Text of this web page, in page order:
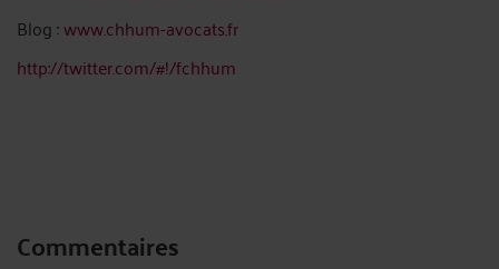
Blog :www.chhum-avocats.fr
http://twitter.com/#!/fchhum
Commentaires